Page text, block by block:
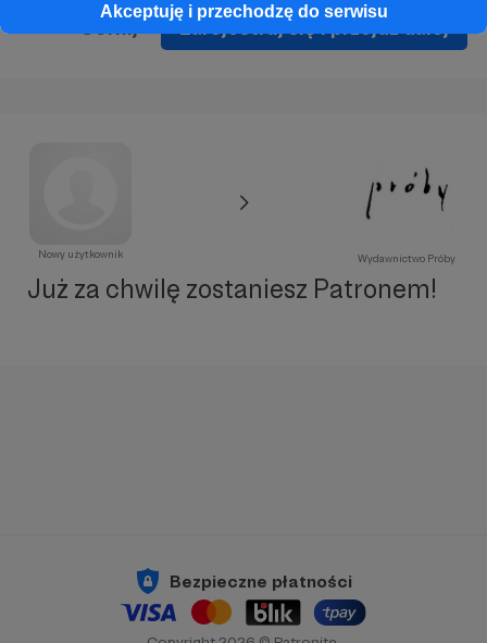
Akceptuję i przechodzę do serwisu
Zarejestruj się i przejdź dalej
Nowy użytkownik Wydawnictwo Próby
Już za chwilę zostaniesz Patronem!
Bezpieczne płatności